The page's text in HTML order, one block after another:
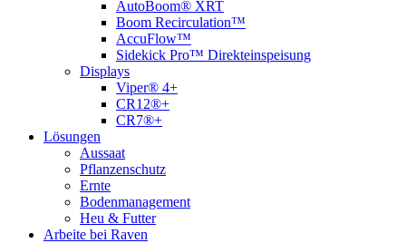
AutoBoom® XRT
Boom Recirculation™
AccuFlow™
Sidekick Pro™ Direkteinspeisung
Displays
Viper® 4+
CR12®+
CR7®+
Lösungen
Aussaat
Pflanzenschutz
Ernte
Bodenmanagement
Heu & Futter
Arbeite bei Raven